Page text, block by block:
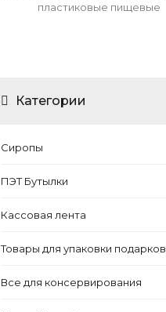
пластиковые пищевые
Категории
Сиропы
ПЭТ Бутылки
Кассовая лента
Товары для упаковки подарков
Все для консервирования